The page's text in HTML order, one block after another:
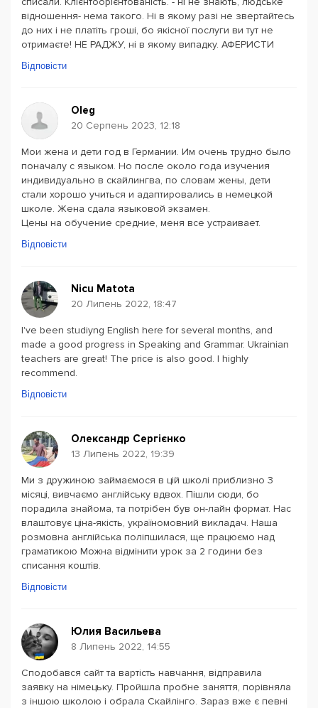
відношення- нема такого. Ні в якому разі не звертайтесь
до них і не платіть гроші, бо якісної послуги ви тут не
отримаєте! НЕ РАДЖУ, ні в якому випадку. АФЕРИСТИ
Відповісти
Oleg
20 Серпень 2023, 12:18
Мои жена и дети год в Германии. Им очень трудно было
поначалу с языком. Но после около года изучения
индивидуально в скайлингва, по словам жены, дети
стали хорошо учиться и адаптировались в немецкой
школе. Жена сдала языковой экзамен.
Цены на обучение средние, меня все устраивает.
Відповісти
Nicu Matota
20 Липень 2022, 18:47
I've been studiyng English here for several months, and
made a good progress in Speaking and Grammar. Ukrainian
teachers are great! The price is also good. I highly
recommend.
Відповісти
Олександр Сергієнко
13 Липень 2022, 19:39
Ми з дружиною займаємося в цій школі приблизно 3
місяці, вивчаємо англійську вдвох. Пішли сюди, бо
порадила знайома, та потрібен був он-лайн формат. Нас
влаштовує ціна-якість, україномовний викладач. Наша
розмовна англійська поліпшилася, ще працюємо над
граматикою Можна відмінити урок за 2 години без
списання коштів.
Відповісти
Юлия Васильева
8 Липень 2022, 14:55
Сподобався сайт та вартість навчання, відправила
заявку на німецьку. Пройшла пробне заняття, порівняла
з іншою школою і обрала Скайлінго. Зараз вже є певні